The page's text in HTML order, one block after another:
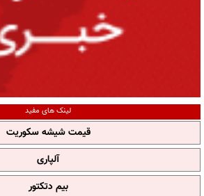
لینک های مفید
قیمت شیشه سکوریت
آلپاری
بیم دتکتور